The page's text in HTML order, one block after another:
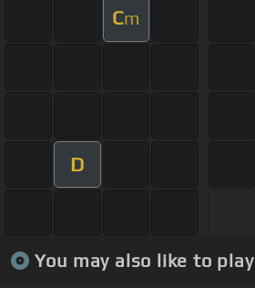
Cm
D
You may also like to play